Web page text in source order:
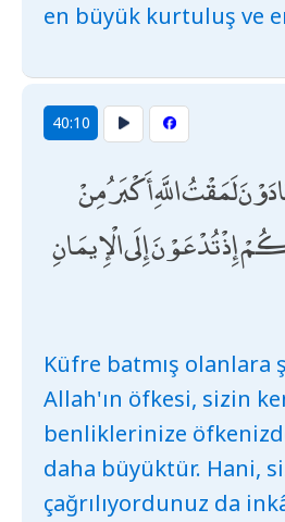
en büyük kurtuluş ve
40:10
لَمَقْتُ اللَّهِ أَكْبَرُ مِنْ
تُدْعَوْنَ إِلَى الْإِيمَانِ
Küfre batmış olanlara
Allah'ın öfkesi, sizin
benliklerinize
daha büyüktür. Hani,
çağrılıyordunuz da